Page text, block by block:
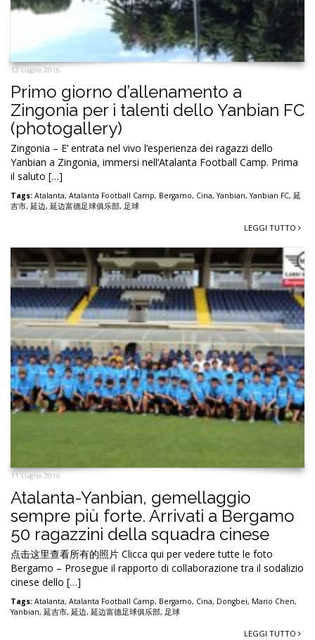
12 Luglio 2016
Primo giorno d’allenamento a
Zingonia per i talenti dello Yanbian FC
(photogallery)
Zingonia – E’ entrata nel vivo l’esperienza dei ragazzi dello
Yanbian a Zingonia, immersi nell’Atalanta Football Camp. Prima
il saluto […]
Tags: Atalanta, Atalanta Football Camp, Bergamo, Cina,Yanbian,Yanbian FC, 延
吉市, 延边, 延边富德足球俱乐部, 足球
LEGGI TUTTO
11 Luglio 2016
Atalanta-Yanbian, gemellaggio
sempre più forte. Arrivati a Bergamo
50 ragazzini della squadra cinese
点击这里查看所有的照片 Clicca qui per vedere tutte le foto
Bergamo – Prosegue il rapporto di collaborazione tra il sodalizio
cinese dello […]
Tags: Atalanta, Atalanta Football Camp, Bergamo, Cina, Dongbei, Mario Chen,
Yanbian, 延吉市, 延边, 延边富德足球俱乐部, 足球
LEGGI TUTTO